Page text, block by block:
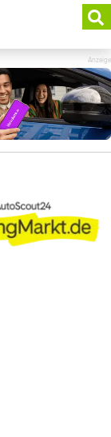
Anzeige